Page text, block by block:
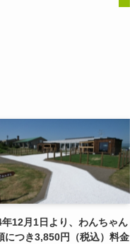
12月1日より、わんちゃん
につき3,850円（税込）料金